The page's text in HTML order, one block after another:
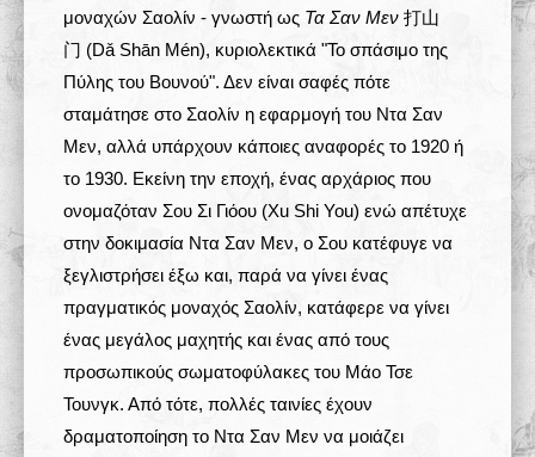
μοναχών Σαολίν - γνωστή ως Τα Σαν Μεν 打山
门 (Dǎ Shān Mén), κυριολεκτικά "Το σπάσιμο της
Πύλης του Βουνού". Δεν είναι σαφές πότε
σταμάτησε στο Σαολίν η εφαρμογή του Ντα Σαν
Μεν, αλλά υπάρχουν κάποιες αναφορές το 1920 ή
το 1930. Εκείνη την εποχή, ένας αρχάριος που
ονομαζόταν Σου Σι Γιόου (Xu Shi You) ενώ απέτυχε
στην δοκιμασία Ντα Σαν Μεν, ο Σου κατέφυγε να
ξεγλιστρήσει έξω και, παρά να γίνει ένας
πραγματικός μοναχός Σαολίν, κατάφερε να γίνει
ένας μεγάλος μαχητής και ένας από τους
προσωπικούς σωματοφύλακες του Μάο Τσε
Τουνγκ. Από τότε, πολλές ταινίες έχουν
δραματοποίηση το Ντα Σαν Μεν να μοιάζει